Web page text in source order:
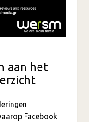
aan het
Facebook